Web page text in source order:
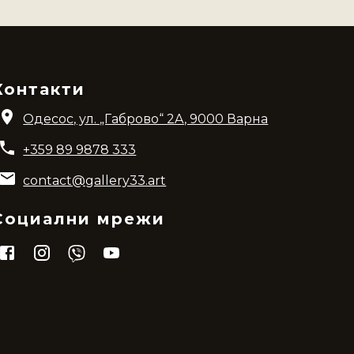
Одесос, ул. „Габрово“ 2A, 9000 Варна
+359 89 9878 333
contact@gallery33.art
мрежи